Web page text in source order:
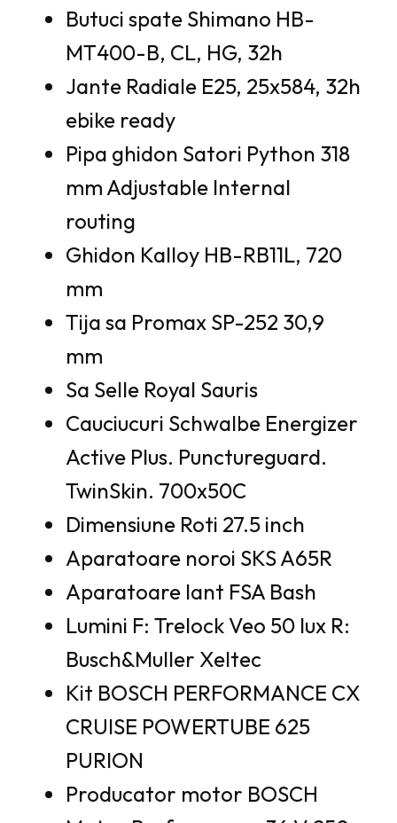
Butuci spate Shimano HB-
MT400-B, CL, HG, 32h
Jante Radiale E25, 25x584, 32h
ebike ready
Pipa ghidon Satori Python 318
mm Adjustable Internal
routing
Ghidon Kalloy HB-RB11L, 720
mm
Tija sa Promax SP-252 30,9
mm
Sa Selle Royal Sauris
Cauciucuri Schwalbe Energizer
Active Plus. Punctureguard.
TwinSkin. 700x50C
Dimensiune Roti 27.5 inch
Aparatoare noroi SKS A65R
Aparatoare lant FSA Bash
Lumini F: Trelock Veo 50 lux R:
Busch&Muller Xeltec
Kit BOSCH PERFORMANCE CX
CRUISE POWERTUBE 625
PURION
Producator motor BOSCH